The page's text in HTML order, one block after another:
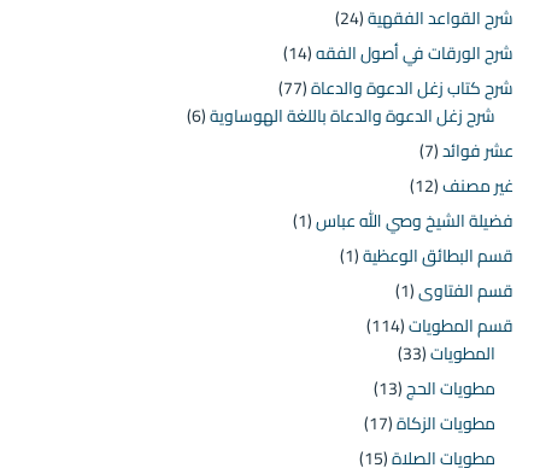
شرح القواعد الفقهية(24)
شرح الورقات في أصول الفقه(14)
شرح كتاب زغل الدعوة والدعاة(77)
شرح زغل الدعوة والدعاة باللغة الهوساوية(6)
عشر فوائد(7)
غير مصنف(12)
فضيلة الشيخ وصي الله عباس(1)
قسم البطائق الوعظية(1)
قسم الفتاوى(1)
قسم المطويات(114)
المطويات(33)
مطويات الحج(13)
مطويات الزكاة(17)
مطويات الصلاة(15)